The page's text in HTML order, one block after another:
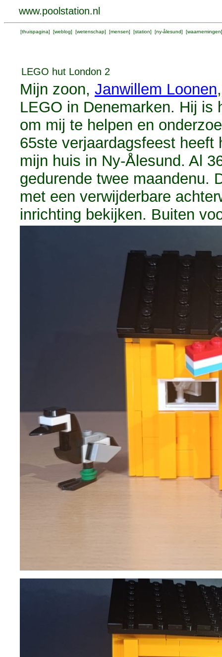
www.poolstation.nl
[thuispagina] [weblog] [wetenschap] [mensen] [station] [ny-ålesund] [waarnemingen
LEGO hut London 2
Mijn zoon, Janwillem Loonen
LEGO in Denemarken. Hij is
om mij te helpen en
65ste verjaardagsfeest
mijn huis in Ny-Ålesund. Al
gedurende twee maandenu.
met een verwijderbare
inrichting bekijken. Buiten